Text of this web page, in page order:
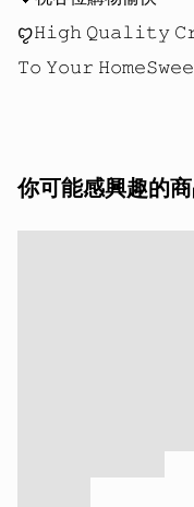
ꨄ𝙷𝚒𝚐𝚑 𝚀𝚞𝚊𝚕𝚒𝚝𝚢
你可能感興趣的